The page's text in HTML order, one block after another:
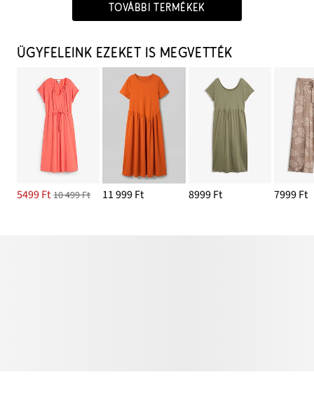
TOVÁBBI TERMÉKEK
ÜGYFELEINK EZEKET IS MEGVETTÉK
5499 Ft 10 499 Ft 11 999 Ft 8999 Ft 7999 Ft